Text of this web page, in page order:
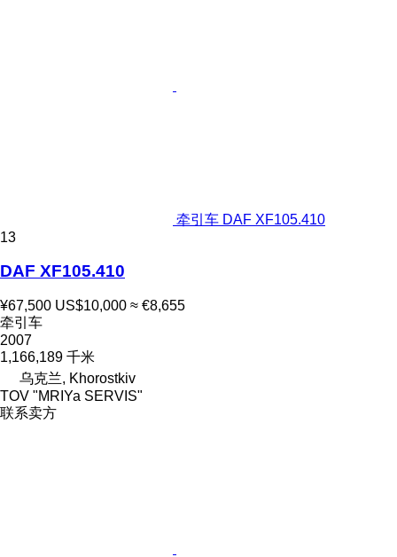
牵引车 DAF XF105.410
13
DAF XF105.410
¥67,500 US$10,000 ≈ €8,655
牵引车
2007
1,166,189 千米
乌克兰, Khorostkiv
TOV "MRIYa SERVIS"
联系卖方